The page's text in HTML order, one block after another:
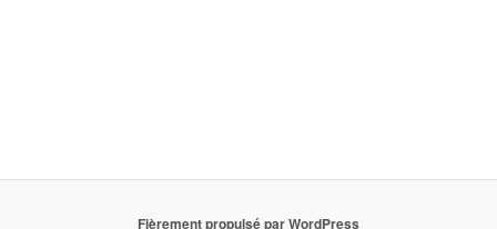
Fièrement propulsé par WordPress